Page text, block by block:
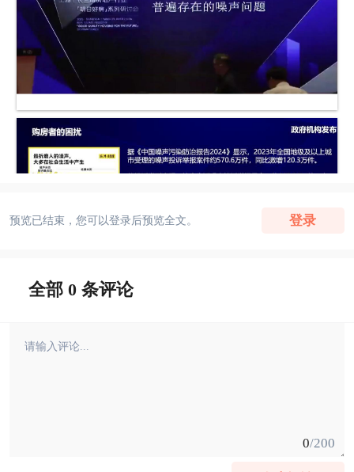
预览已结束，您可以登录后预览全文。 登录
全部 0 条评论
0/200